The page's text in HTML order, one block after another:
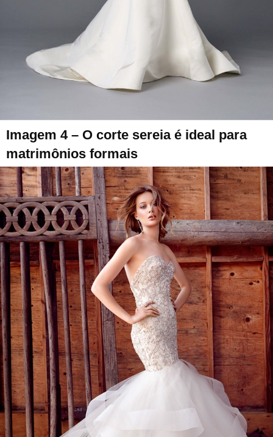
Imagem 4 – O corte sereia é ideal para
matrimônios formais